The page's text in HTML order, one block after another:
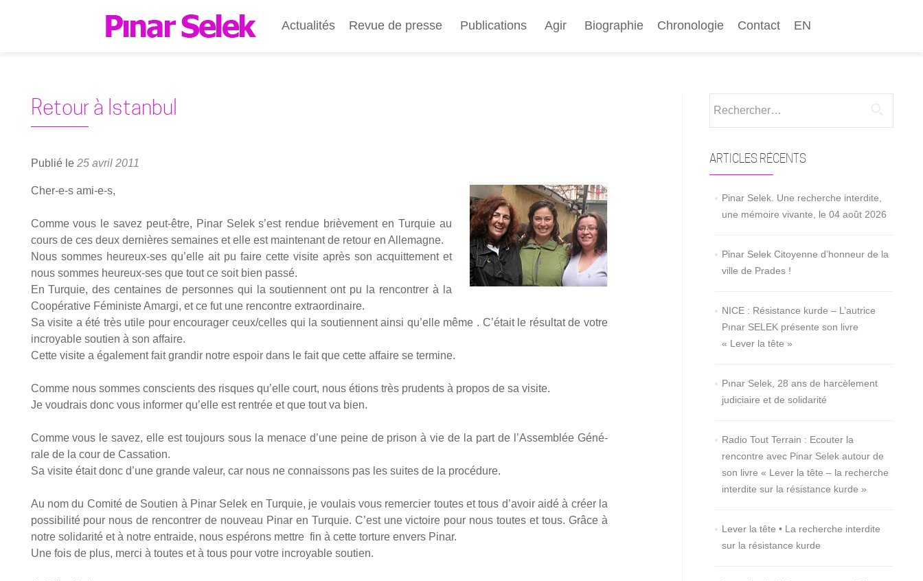
au
Actualités Revue de presse Publications Agir Biographie Chronologie Contact EN
Retour à Istanbul
Publié le 25 avril 2011
Cher-e‑s ami-e‑s,
Comme vous le savez peut-être, Pinar Selek s’est ren­due briè­ve­ment en Tur­quie au
cours de ces deux der­nières semaines et elle est main­te­nant de retour en Alle­magne.
Nous sommes heu­reux-ses qu’elle ait pu faire cette visite après son acquit­te­ment et
nous sommes heu­reux-ses que tout ce soit bien pas­sé.
En Tur­quie, des cen­taines de per­sonnes qui la sou­tiennent ont pu la ren­con­trer à la
Coopé­ra­tive Fémi­niste Amar­gi, et ce fut une ren­contre extra­or­di­naire.
Sa visite a été très utile pour encou­ra­ger ceux/celles qui la sou­tiennent ain­si qu’elle même . C’é­tait le résul­tat de votre
incroyable sou­tien à son affaire.
Cette visite a éga­le­ment fait gran­dir notre espoir dans le fait que cette affaire se ter­mine.
Comme nous sommes conscients des risques qu’elle court, nous étions très pru­dents à pro­pos de sa visite.
Je vou­drais donc vous infor­mer qu’elle est ren­trée et que tout va bien.
Comme vous le savez, elle est tou­jours sous la menace d’une peine de pri­son à vie de la part de l’As­sem­blée Géné­
rale de la cour de Cas­sa­tion.
Sa visite était donc d’une grande valeur, car nous ne connais­sons pas les suites de la pro­cé­dure.
Au nom du Comi­té de Sou­tien à Pinar Selek en Tur­quie, je vou­lais vous remer­cier toutes et tous d’a­voir aidé à créer la
pos­si­bi­li­té pour nous de ren­con­trer de nou­veau Pinar en Tur­quie. C’est une vic­toire pour nous toutes et tous. Grâce à
notre soli­da­ri­té et à notre entraide, nous espé­rons mettre fin à cette tor­ture envers Pinar.
Une fois de plus, mer­ci à toutes et à tous pour votre incroyable sou­tien.
ARTICLES RÉCENTS
Pinar Selek. Une recherche interdite,
une mémoire vivante, le 04 août 2026
Pinar Selek Citoyenne d’honneur de la
ville de Prades !
NICE : Résistance kurde – L’autrice
Pınar SELEK présente son livre
« Lever la tête »
Pınar Selek, 28 ans de harcèlement
judiciaire et de solidarité
Radio Tout Terrain : Ecouter la
rencontre avec Pinar Selek autour de
son livre « Lever la tête – la recherche
interdite sur la résistance kurde »
Lever la tête • La recherche interdite
sur la résistance kurde